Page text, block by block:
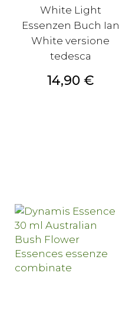
White Light
Essenzen Buch Ian
White versione
tedesca
Prezzo
14,90 €